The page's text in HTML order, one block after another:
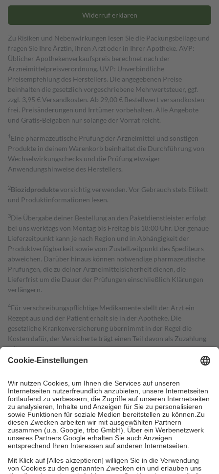
Widerruf erklären
Zu Risiken und Nebenwirkungen lesen Sie die Packungsbeilage und
fragen Sie Ihre Ärztin, Ihren Arzt oder in Ihrer Apotheke. AVP:
Üblicher Apothekenverkaufspreis berechnet nach der
Arzneimittelpreisverordnung. UVP: Unverbindliche
Preisempfehlung des Herstellers. Die angegebenen Preise
beinhalten die gesetzlich vorgeschriebene Mehrwertsteuer, ggf.
zzgl. 3,95 € Versandkosten. Ab 29,00 € Bestell­wert versand­kosten­
frei. Preisänderungen und Irrtümer vorbehalten. Alle Angebote
und Gratis-Beigaben nur solange der Vorrat reicht.
1 Eine pharmazeutische Prüfung der Arzneimittel und sonstigen
Produkte in deinem Warenkorb beinhaltet die Durchführung von
Wechselwirkungschecks und die Prüfung etwaiger
Anwendungshinweise des Herstellers.
2Biozidproduktevorsichtig verwenden. Vor Gebrauch stets Etikett
und Produktinformationen lesen.
3Die Übergabe deiner Bestellung an den Paketdienstleister erfolgt
bei uns werktags von Montag bis Freitag bis 18:00 Uhr. Der genaue
Lieferzeitpunkt kann je nach Region und in Abhängigkeit der
Produktverfügbarkeit sowie vom Zustellzeitpunkt des Spediteurs
abweichen. Darüber hinaus können notwendige pharmazeutische
Prüfungen, die zu deiner Arzneimittelsicherheit dienen, die
Lieferfrist um die Dauer der Prüfungen einschließlich Klärungen
verlängern.
4Für verschreibungspflichtige Medikamente stellt der Arzt ein
Rezept aus und der Patient erhält sie in der Apotheke. Die
gesetzliche Krankenversicherung übernimmt in der Regel die
Kosten dafür, der Versicherte trägt einen Teil davon als Zuzahlung
mit.
Grundsätzlich leisten Mitglieder Zuzahlungen in Höhe von zehn
höchstens zehn Euro.
Es sind jedoch nie mehr als die tatsächlichen
Kosten der Leistung zu entrichten.
Diese Regeln gelten grundsätzlich auch für Online-Apotheken.
Bei Heilmitteln und häuslicher Krankenpflege beträgt die
Zuzahlung zehn Prozent der Kosten sowie zehn Euro je
Verordnung.
Um das Engagement der Versicherten für ihre eigene Gesundheit zu
stärken und die besondere Stellung der Familie zu unterstützen,
fallenkeine Zuzahlungenan bei:
• Kindern und Jugendlichen bis zum vollendeten 18. Lebensjahr